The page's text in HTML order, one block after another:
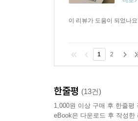
이 리뷰가 도움이 되었나
1 2
한줄평 (13건)
1,000원 이상 구매 후 한줄평
eBook은 다운로드 후 작성